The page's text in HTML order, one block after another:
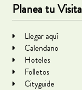
Planea tu Visita
Llegar aquí
Calendario
Hoteles
Folletos
Cityguide